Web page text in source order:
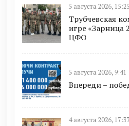
5 августа 2026, 15:25
Трубчевская
игре «Зарница
ЦФО
5 августа 2026, 9:41
Впереди –
4 августа 2026, 17:37